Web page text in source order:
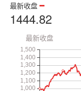
最新收盘
1444.82